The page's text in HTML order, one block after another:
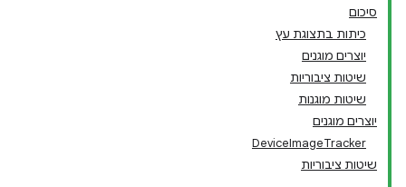
סיכום
כיתות בתצוגת עץ
יוצרים מוגנים
שיטות ציבוריות
שיטות מוגנות
יוצרים מוגנים
DeviceImageTracker
שיטות ציבוריות